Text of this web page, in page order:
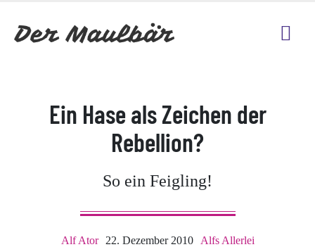
Ein Hase als Zeichen der
Rebellion?
So ein Feigling!
Alf Ator 22. Dezember 2010 Alfs Allerlei